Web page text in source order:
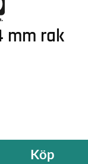
mm rak
Köp